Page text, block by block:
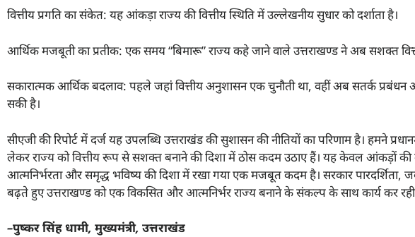
वित्तीय प्रगति का संकेत: यह आंकड़ा राज्य की वित्तीय स्थिति में उल्लेखनीय सुधार को दर्शाता है।
आर्थिक मजबूती का प्रतीक: एक समय “बिमारू” राज्य कहे जाने वाले उत्तराखण्ड ने अब सशक्त
सकारात्मक आर्थिक बदलाव: पहले जहां वित्तीय अनुशासन एक चुनौती था, वहीं अब सतर्क प्रबंधन
सकी है।
सीएजी की रिपोर्ट में दर्ज यह उपलब्धि उत्तराखंड की सुशासन की नीतियों का परिणाम है। हमने
लेकर राज्य को वित्तीय रूप से सशक्त बनाने की दिशा में ठोस कदम उठाए हैं। यह केवल आंकड़ों की
आत्मनिर्भरता और समृद्ध भविष्य की दिशा में रखा गया एक मजबूत कदम है। सरकार पारदर्शिता,
बढ़ते हुए उत्तराखण्ड को एक विकसित और आत्मनिर्भर राज्य बनाने के संकल्प के साथ कार्य कर
–पुष्कर सिंह धामी, मुख्यमंत्री, उत्तराखंड